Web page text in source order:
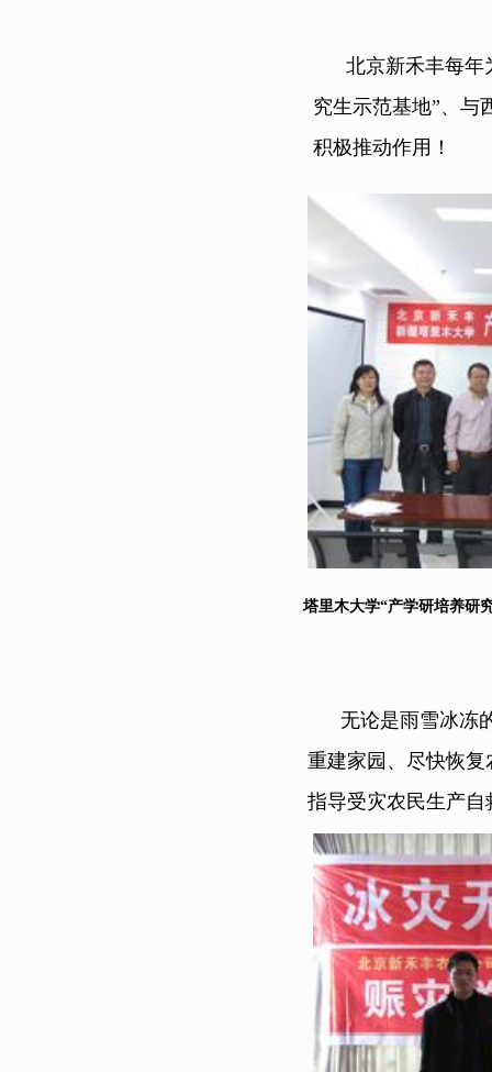
北京新禾丰每年
究生示范基地”、与
积极推动作用！
塔里木大学“产学研培养研
无论是雨雪冰冻的
重建家园、尽快恢
指导受灾农民生产